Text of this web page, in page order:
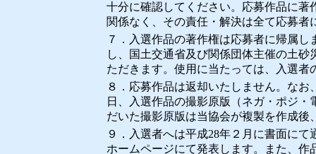
十分に確認してください。応募作品に
関係なく、その責任・解決は全て応募者
７．入選作品の著作権は応募者に帰属
し、国土交通省及び関係団体主催の土
ただきます。使用に当たっては、入選
８．応募作品は返却いたしません。な
日、入選作品の撮影原版（ネガ・ポジ
だいた撮影原版は当協会が複製を作成後
９．入選者へは平成28年２月に書面に
ホームページにて発表します。また、